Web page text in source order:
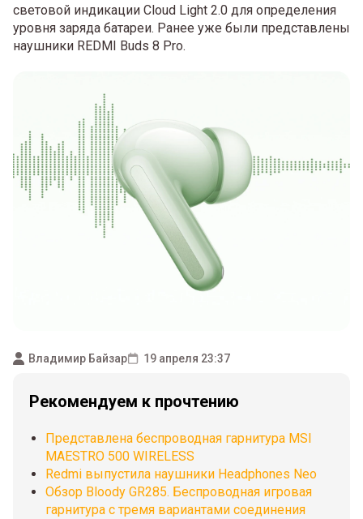
световой индикации Cloud Light 2.0 для определения
уровня заряда батареи. Ранее уже были представлены
наушники REDMI Buds 8 Pro.
Владимир Байзар 19 апреля 23:37
Рекомендуем к прочтению
Представлена беспроводная гарнитура MSI
MAESTRO 500 WIRELESS
Redmi выпустила наушники Headphones Neo
Обзор Bloody GR285. Беспроводная игровая
гарнитура с тремя вариантами соединения